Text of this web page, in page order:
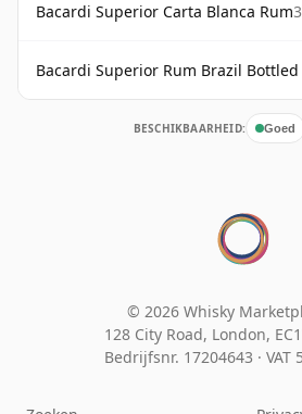
Bacardi Superior Carta Blanca Rum
Bacardi Superior Rum Brazil Bottled
BESCHIKBAARHEID: Goed
© 2026 Whisky
128 City Road, London,
Bedrijfsnr. 17204643 · VAT